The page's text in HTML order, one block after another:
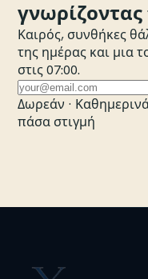
Καιρός, συνθήκες
της ημέρας και μια
στις 07:00.
Δωρεάν ·
πάσα στιγμή